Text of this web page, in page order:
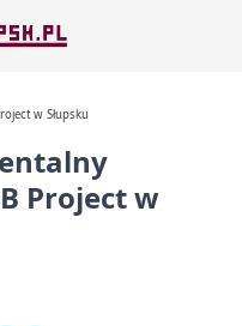
w Słupsku
Project w